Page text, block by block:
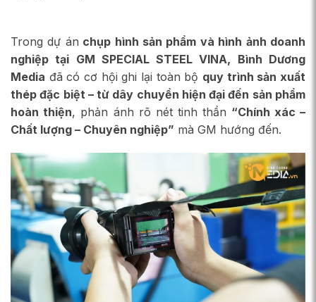
Trong dự án chụp hình sản phẩm và hình ảnh doanh
nghiệp tại GM SPECIAL STEEL VINA, Bình Dương
Media đã có cơ hội ghi lại toàn bộ quy trình sản xuất
thép đặc biệt – từ dây chuyền hiện đại đến sản phẩm
hoàn thiện, phản ánh rõ nét tinh thần “Chính xác –
Chất lượng – Chuyên nghiệp” mà GM hướng đến.